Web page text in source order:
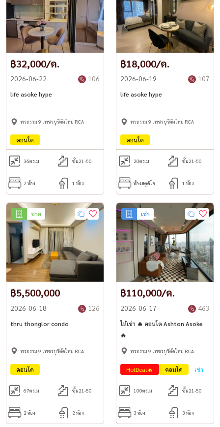
฿32,000/ด.
2026-06-22 106
life asoke hype
พระราม 9 เพชรบุรีตัดใหม่ RCA
คอนโด
36ตร.ม. ชั้น21-50
2 ห้อง 1 ห้อง
฿18,000/ด.
2026-06-19 107
life asoke hype
พระราม 9 เพชรบุรีตัดใหม่ RCA
คอนโด
20ตร.ม. ชั้น21-50
ห้องสตูดิโอ 1 ห้อง
ขาย
฿5,500,000
2026-06-18 126
thru thonglor condo
พระราม 9 เพชรบุรีตัดใหม่ RCA
คอนโด
67ตร.ม. ชั้น21-50
2 ห้อง 2 ห้อง
เช่า
฿110,000/ด.
2026-06-17 463
ให้เช่า 🔥 คอนโด Ashton Asoke
🔥
พระราม 9 เพชรบุรีตัดใหม่ RCA
HotDeal🔥 คอนโด เช่า
100ตร.ม. ชั้น21-50
3 ห้อง 3 ห้อง